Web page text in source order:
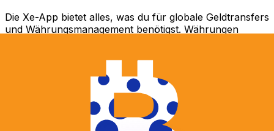
Die Xe-App bietet alles, was du für globale Geldtransfers
und Währungsmanagement benötigst. Währungen